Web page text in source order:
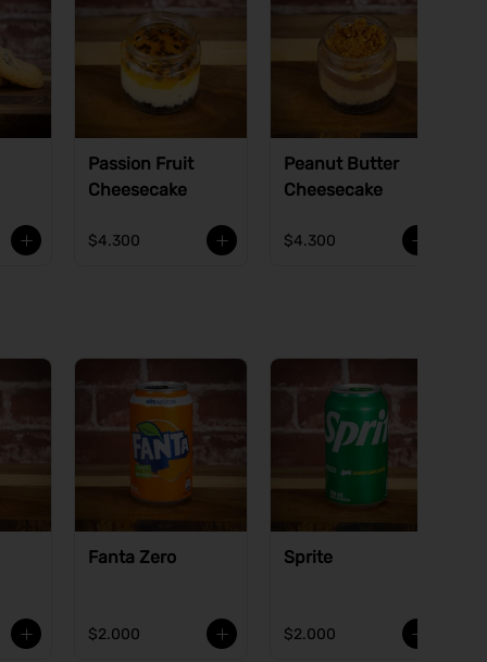
Passion Fruit
Cheesecake
$4.300
Peanut Butter
Cheesecake
$4.300
Fanta Zero
$2.000
Sprite
$2.000